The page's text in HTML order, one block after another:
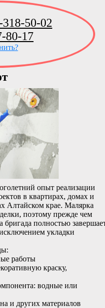
318-50-02
80-17
опыт реализации
в квартирах, домах и
Алтайском крае. Малярка
поэтому прежде чем
бригада полностью
укладки
работы
краску,
водные или
и других материалов